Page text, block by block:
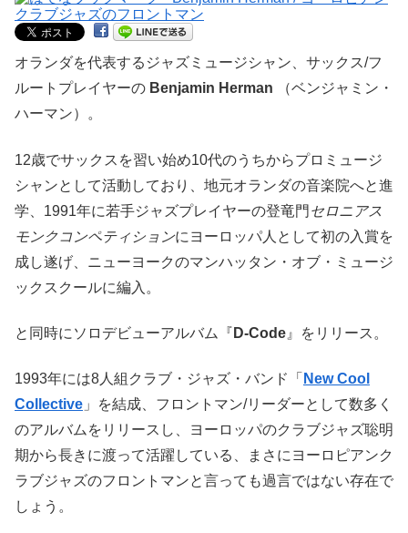
オランダを代表するジャズミュージシャン、サックス/フ
ルートプレイヤーの Benjamin Herman （ベンジャミン・
ハーマン）。
12歳でサックスを習い始め10代のうちからプロミュージ
シャンとして活動しており、地元オランダの音楽院へと進
学、1991年に若手ジャズプレイヤーの登竜門 セロニアス
モンクコンペティションにヨーロッパ人として初の入賞を
成し遂げ、ニューヨークのマンハッタン・オブ・ミュージ
ックスクールに編入。
と同時にソロデビューアルバム『 D-Code 』をリリース。
1993年には8人組クラブ・ジャズ・バンド「 New Cool
Collective 」を結成、フロントマン/リーダーとして数多く
のアルバムをリリースし、ヨーロッパのクラブジャズ聡明
期から長きに渡って活躍している、まさにヨーロピアンク
ラブジャズのフロントマンと言っても過言ではない存在で
しょう。